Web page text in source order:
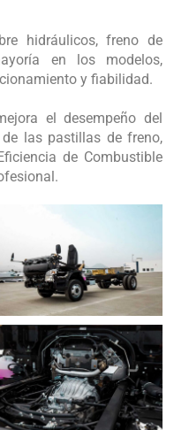
hidráulicos, freno de
en los modelos,
y fiabilidad.
el desempeño del
las pastillas de freno,
de Combustible